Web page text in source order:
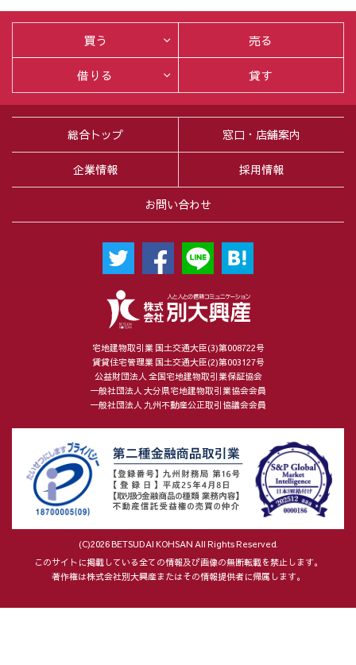
宅地建物取引業 国土交通大臣(3)第008722号
賃貸住宅管理業 国土交通大臣(2)第003127号
公益財団法人 全国宅地建物取引業保証協会
一般社団法人 大分県宅地建物取引業協会会員
一般社団法人 九州不動産公正取引協議会会員
(C)2026 BETSUDAI KOHSAN All Rights Reserved.
このサイトに掲載している全ての情報及び画像の無断転載を禁止します。
著作権は株式会社別大興産またはその情報提供者に帰属します。
総合トップ 窓口・店舗案内
企業情報 採用情報
お問い合わせ
買う
売る
借りる
貸す